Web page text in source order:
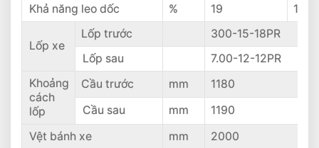
Khả năng leo dốc
% 19 18
Lốp xe
Lốp trước
300-15-18PR
Lốp sau
7.00-12-12PR
Khoảng
cách
lốp
Cầu trước mm
1180
Cầu sau
mm
1190
Vệt bánh xe
mm
2000